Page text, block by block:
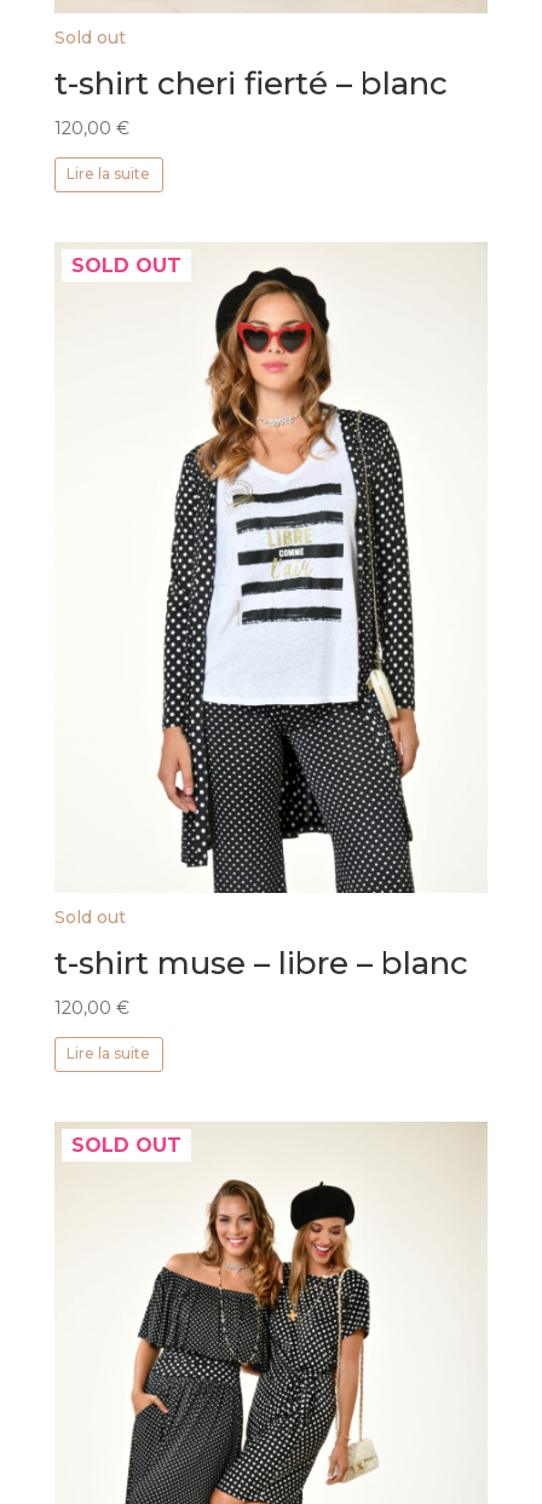
Sold out
t-shirt cheri fierté – blanc
120,00 €
Lire la suite
SOLD OUT
Sold out
t-shirt muse – libre – blanc
120,00 €
Lire la suite
SOLD OUT